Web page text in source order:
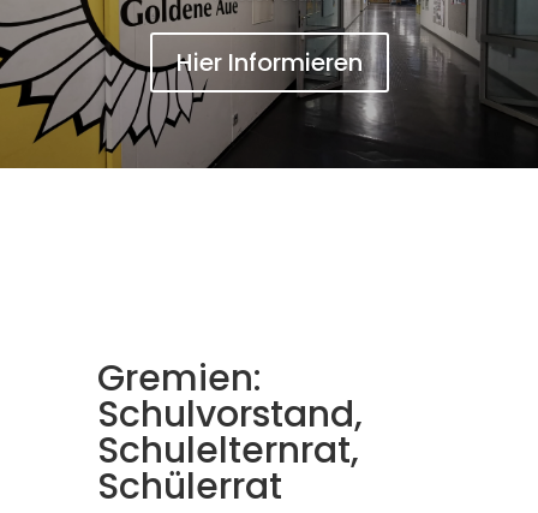
Hier Informieren
Gremien:
Schulvorstand,
Schulelternrat,
Schülerrat